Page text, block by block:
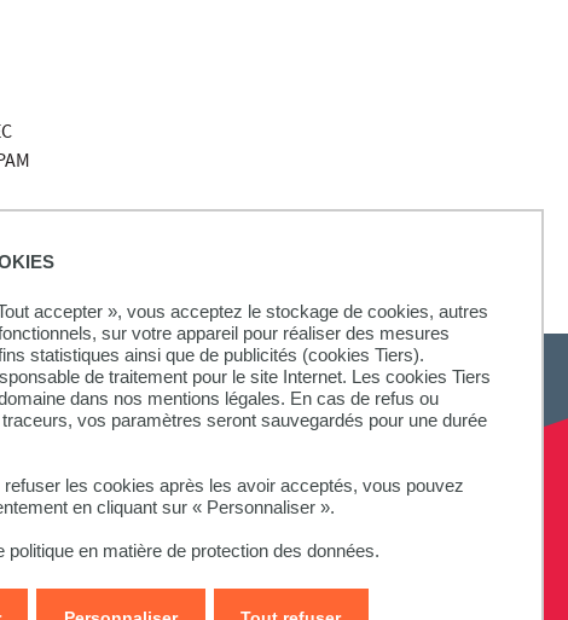
accepter », vous acceptez le stockage de cookies, autres
sur votre appareil pour réaliser des mesures
statistiques ainsi que de publicités (cookies Tiers).
de traitement pour le site Internet. Les cookies Tiers
dans nos mentions légales. En cas de refus ou
vos paramètres seront sauvegardés pour une durée
les cookies après les avoir acceptés, vous pouvez
en cliquant sur « Personnaliser ».
politique en matière de protection des données.